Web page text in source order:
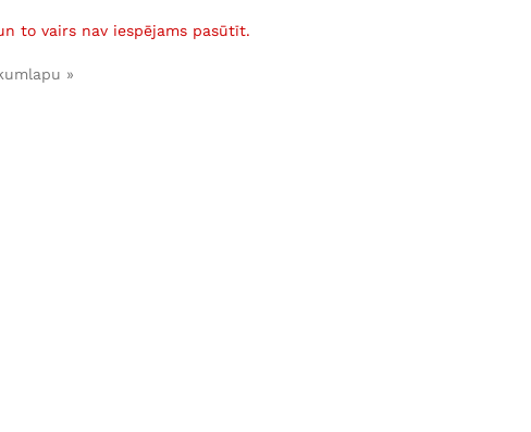
to vairs nav iespējams pasūtīt.
»